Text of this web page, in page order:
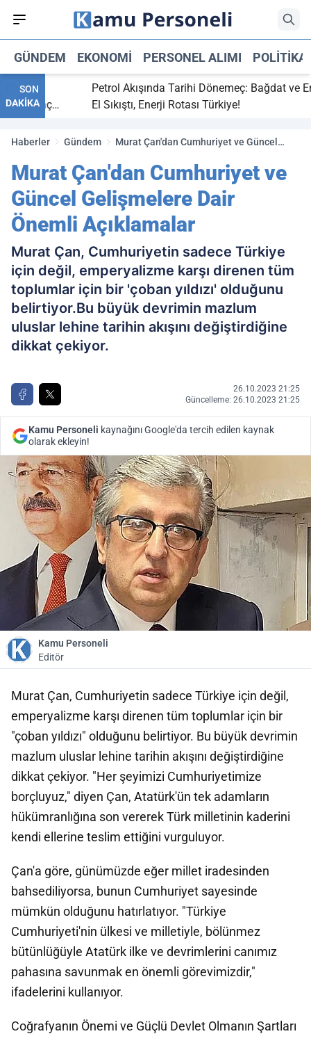
GÜNDEM EKONOMI PERSONEL ALIMI POLITIKA
SON
DAKİKA
bitti,
maç
Petrol Akışında Tarihi Dönemeç: Bağdat ve Erbil
El Sıkıştı, Enerji Rotası Türkiye!
Haberler Gündem
Murat Çan'dan Cumhuriyet ve Güncel
Murat Çan'dan Cumhuriyet ve
Güncel Gelişmelere Dair
Önemli Açıklamalar
Murat Çan, Cumhuriyetin sadece Türkiye
için değil, emperyalizme karşı direnen tüm
toplumlar için bir 'çoban yıldızı' olduğunu
belirtiyor.Bu büyük devrimin mazlum
uluslar lehine tarihin akışını değiştirdiğine
dikkat çekiyor.
26.10.2023 21:25
Güncelleme: 26.10.2023 21:25
Kamu Personeli kaynağını Google'da tercih edilen kaynak
olarak ekleyin!
Kamu Personeli
Editör
Murat Çan, Cumhuriyetin sadece Türkiye için değil,
emperyalizme karşı direnen tüm toplumlar için bir
"çoban yıldızı" olduğunu belirtiyor. Bu büyük devrimin
mazlum uluslar lehine tarihin akışını değiştirdiğine
dikkat çekiyor. "Her şeyimizi Cumhuriyetimize
borçluyuz," diyen Çan, Atatürk'ün tek adamların
hükümranlığına son vererek Türk milletinin kaderini
kendi ellerine teslim ettiğini vurguluyor.
Çan'a göre, günümüzde eğer millet iradesinden
bahsediliyorsa, bunun Cumhuriyet sayesinde
mümkün olduğunu hatırlatıyor. "Türkiye
Cumhuriyeti'nin ülkesi ve milletiyle, bölünmez
bütünlüğüyle Atatürk ilke ve devrimlerini canımız
pahasına savunmak en önemli görevimizdir,"
ifadelerini kullanıyor.
Coğrafyanın Önemi ve Güçlü Devlet Olmanın Şartları